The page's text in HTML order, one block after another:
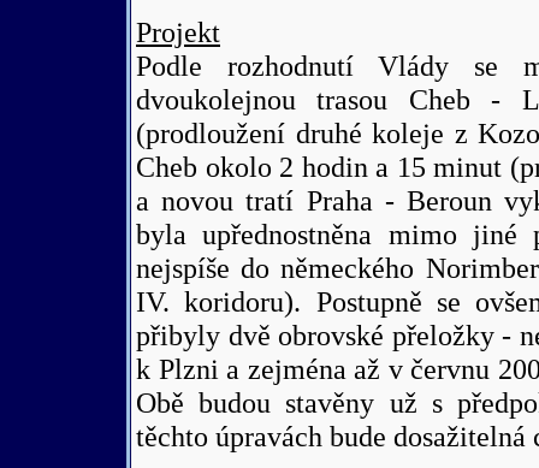
Projekt
Podle rozhodnutí Vlády se
dvoukolejnou trasou Cheb -
(prodloužení druhé koleje z
Cheb okolo 2 hodin a 15 minut
a novou tratí Praha - Beroun
byla upřednostněna mimo
nejspíše do německého
IV. koridoru). Postupně se
přibyly dvě obrovské přeložky -
k Plzni a zejména až v červnu
Obě budou stavěny už s
těchto úpravách bude